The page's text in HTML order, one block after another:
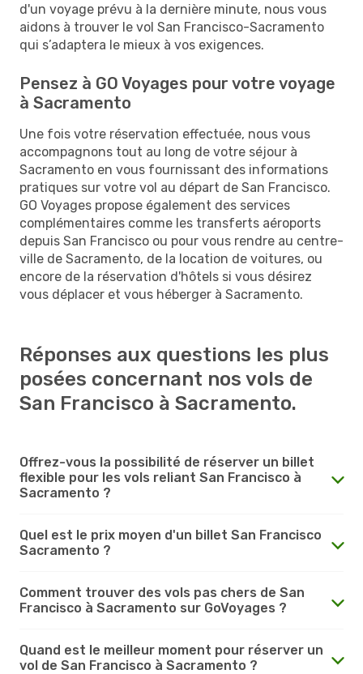
d'un voyage prévu à la dernière minute, nous vous
aidons à trouver le vol San Francisco-Sacramento
qui s’adaptera le mieux à vos exigences.
Pensez à GO Voyages pour votre voyage
à Sacramento
Une fois votre réservation effectuée, nous vous
accompagnons tout au long de votre séjour à
Sacramento en vous fournissant des informations
pratiques sur votre vol au départ de San Francisco.
GO Voyages propose également des services
complémentaires comme les transferts aéroports
depuis San Francisco ou pour vous rendre au centre-
ville de Sacramento, de la location de voitures, ou
encore de la réservation d'hôtels si vous désirez
vous déplacer et vous héberger à Sacramento.
Réponses aux questions les plus
posées concernant nos vols de
San Francisco à Sacramento.
Offrez-vous la possibilité de réserver un billet
flexible pour les vols reliant San Francisco à
Sacramento ?
Quel est le prix moyen d'un billet San Francisco
Sacramento ?
Comment trouver des vols pas chers de San
Francisco à Sacramento sur GoVoyages ?
Quand est le meilleur moment pour réserver un
vol de San Francisco à Sacramento ?